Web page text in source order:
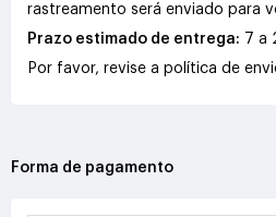
rastreamento será enviado para
Prazo estimado de entrega: 7 a
Por favor, revise a política de
Forma de pagamento